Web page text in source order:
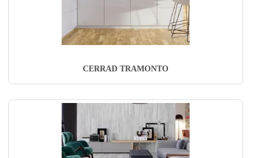
CERRAD TRAMONTO